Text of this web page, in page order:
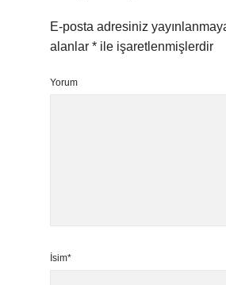
E-posta adresiniz
alanlar * ile işaretlenmişlerdir
Yorum
İsim*